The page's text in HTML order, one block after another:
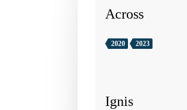
Across
2020 2023
Ignis